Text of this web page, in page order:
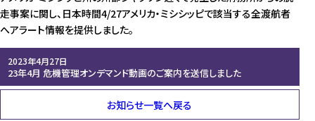
走事案に関し、日本時間4/27アメリカ・ミシシッピで該当する全渡航者
へアラート情報を提供しました。
2023年4月27日
23年4月 危機管理オンデマンド動画のご案内を送信しました
お知らせ一覧へ戻る